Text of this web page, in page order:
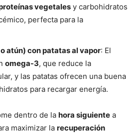
vegetales y carbohidratos
perfecta para la
atún) con patatas al vapor: El
omega-3, que reduce la
y las patatas ofrecen una buena
para recargar energía.
dentro de la hora siguiente a
maximizar la recuperación